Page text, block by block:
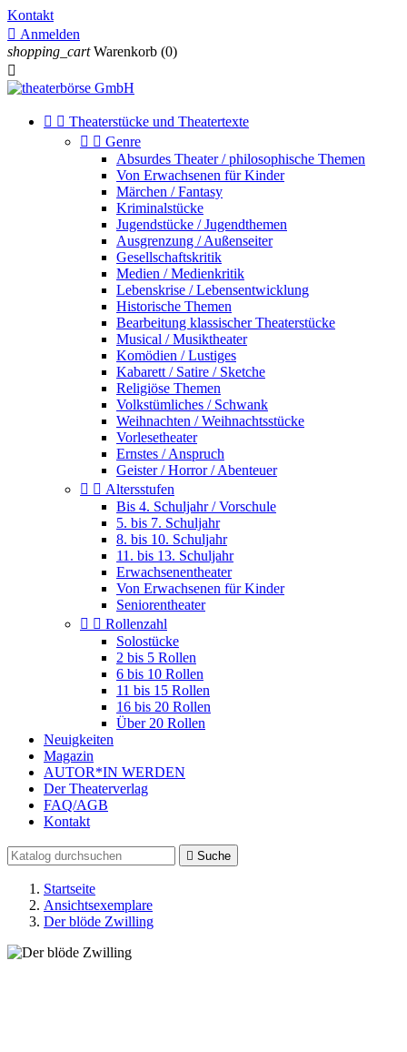
Kontakt
 Anmelden
shopping_cart Warenkorb (0)

  Theaterstücke und Theatertexte
  Genre
Absurdes Theater / philosophische Themen
Von Erwachsenen für Kinder
Märchen / Fantasy
Kriminalstücke
Jugendstücke / Jugendthemen
Ausgrenzung / Außenseiter
Gesellschaftskritik
Medien / Medienkritik
Lebenskrise / Lebensentwicklung
Historische Themen
Bearbeitung klassischer Theaterstücke
Musical / Musiktheater
Komödien / Lustiges
Kabarett / Satire / Sketche
Religiöse Themen
Volkstümliches / Schwank
Weihnachten / Weihnachtsstücke
Vorlesetheater
Ernstes / Anspruch
Geister / Horror / Abenteuer
  Altersstufen
Bis 4. Schuljahr / Vorschule
5. bis 7. Schuljahr
8. bis 10. Schuljahr
11. bis 13. Schuljahr
Erwachsenentheater
Von Erwachsenen für Kinder
Seniorentheater
  Rollenzahl
Solostücke
2 bis 5 Rollen
6 bis 10 Rollen
11 bis 15 Rollen
16 bis 20 Rollen
Über 20 Rollen
Neuigkeiten
Magazin
AUTOR*IN WERDEN
Der Theaterverlag
FAQ/AGB
Kontakt
 Suche
Startseite
Ansichtsexemplare
Der blöde Zwilling